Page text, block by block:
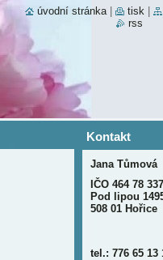
Kontakt
Jana Tůmová
IČO 464 78 337
Pod lipou
508 01 Hořice
tel.: 776 65 13
úvodní stránka tisk
rss